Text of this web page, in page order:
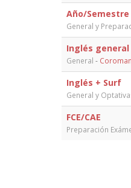
Año/
General y
Inglés general
General -
Inglés + Surf
General y
FCE/CAE
Preparación